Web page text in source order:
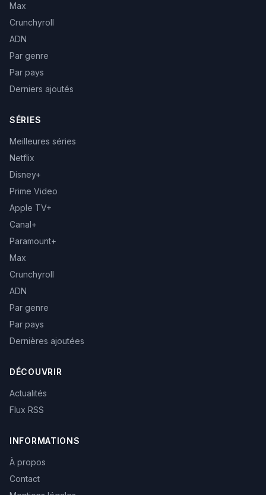
Max
Crunchyroll
ADN
Par genre
Par pays
Derniers ajoutés
SÉRIES
Meilleures séries
Netflix
Disney+
Prime Video
Apple TV+
Canal+
Paramount+
Max
Crunchyroll
ADN
Par genre
Par pays
Dernières ajoutées
DÉCOUVRIR
Actualités
Flux RSS
INFORMATIONS
À propos
Contact